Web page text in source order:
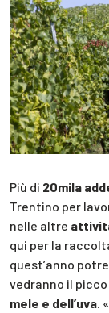
Più di 20mila
Trentino per
nelle altre
qui per la
quest’anno
vedranno il
mele e dell’uva